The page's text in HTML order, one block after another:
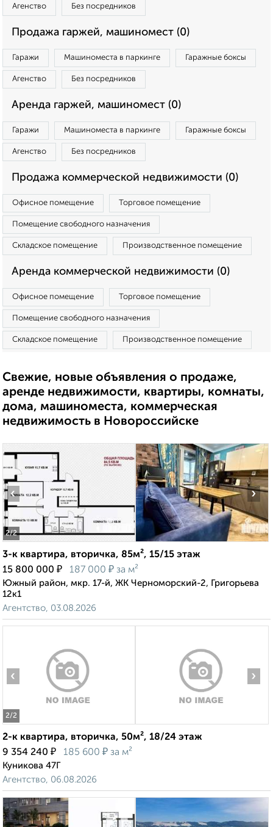
Агенство Без посредников
Продажа гаржей, машиномест (0)
Гаражи Машиноместа в паркинге Гаражные боксы
Агенство Без посредников
Аренда гаржей, машиномест (0)
Гаражи Машиноместа в паркинге Гаражные боксы
Агенство Без посредников
Продажа коммерческой недвижимости (0)
Офисное помещение Торговое помещение
Помещение свободного назначения
Складское помещение Производственное помещение
Аренда коммерческой недвижимости (0)
Офисное помещение Торговое помещение
Помещение свободного назначения
Складское помещение Производственное помещение
Свежие, новые объявления о продаже,
аренде недвижимости, квартиры, комнаты,
дома, машиноместа, коммерческая
недвижимость в Новороссийске
2/2
‹ ›
3-к квартира, вторичка, 85м², 15/15 этаж
15 800 000 ₽ 187 000 ₽ за м²
Южный район, мкр. 17-й, ЖК Черноморский-2, Григорьева
12к1
Агентство, 03.08.2026
2/2
‹ ›
2-к квартира, вторичка, 50м², 18/24 этаж
9 354 240 ₽ 185 600 ₽ за м²
Куникова 47Г
Агентство, 06.08.2026